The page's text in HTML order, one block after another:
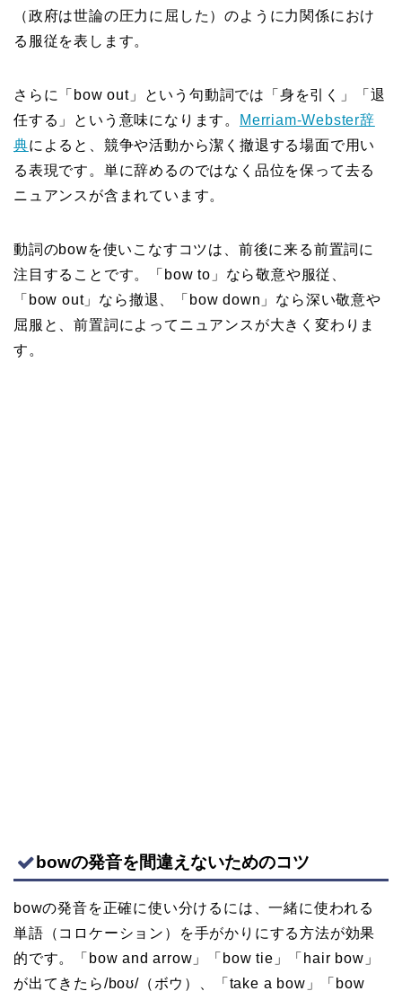
（政府は世論の圧力に屈した）のように力関係におけ
る服従を表します。
さらに「bow out」という句動詞では「身を引く」「退
任する」という意味になります。
Merriam-Webster辞
典によると、競争や活動から潔く撤退する場面で用い
る表現です。単に辞めるのではなく品位を保って去る
ニュアンスが含まれています。
動詞のbowを使いこなすコツは、前後に来る前置詞に
注目することです。「bow to」なら敬意や服従、
「bow out」なら撤退、「bow down」なら深い敬意や
屈服と、前置詞によってニュアンスが大きく変わりま
す。
bowの発音を間違えないためのコツ
bowの発音を正確に使い分けるには、一緒に使われる
単語（コロケーション）を手がかりにする方法が効果
的です。「bow and arrow」「bow tie」「hair bow」
が出てきたら/boʊ/（ボウ）、「take a bow」「bow